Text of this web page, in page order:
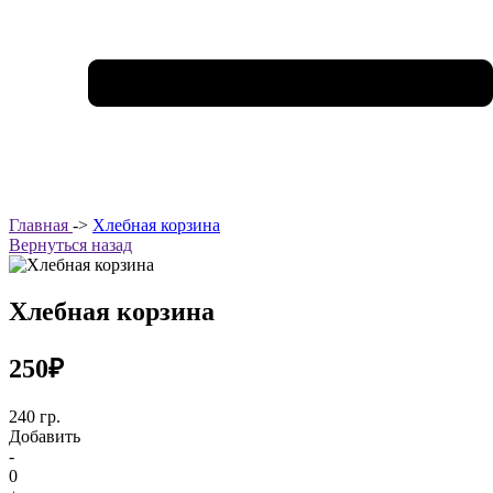
Главная -> Хлебная корзина
Вернуться назад
Хлебная корзина
250₽
240 гр.
Добавить
-
0